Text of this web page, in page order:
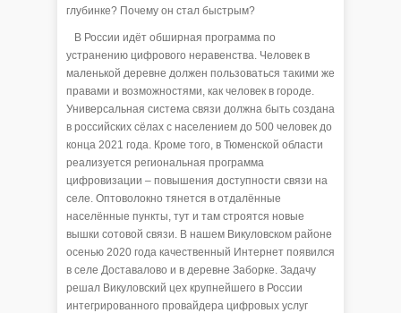
глубинке? Почему он стал быстрым?
В России идёт обширная программа по
устранению цифрового неравенства. Человек в
маленькой деревне должен пользоваться такими же
правами и возможностями, как человек в городе.
Универсальная система связи должна быть создана
в российских сёлах с населением до 500 человек до
конца 2021 года. Кроме того, в Тюменской области
реализуется региональная программа
цифровизации – повышения доступности связи на
селе. Оптоволокно тянется в отдалённые
населённые пункты, тут и там строятся новые
вышки сотовой связи. В нашем Викуловском районе
осенью 2020 года качественный Интернет появился
в селе Доставалово и в деревне Заборке. Задачу
решал Викуловский цех крупнейшего в России
интегрированного провайдера цифровых услуг